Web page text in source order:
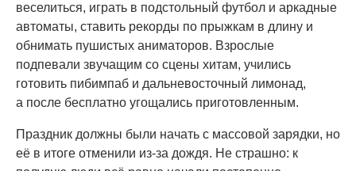
веселиться, играть в подстольный футбол и аркадные
автоматы, ставить рекорды по прыжкам в длину и
обнимать пушистых аниматоров. Взрослые
подпевали звучащим со сцены хитам, учились
готовить пибимпаб и дальневосточный лимонад,
а после бесплатно угощались приготовленным.
Праздник должны были начать с массовой зарядки, но
её в итоге отменили из-за дождя. Не страшно: к